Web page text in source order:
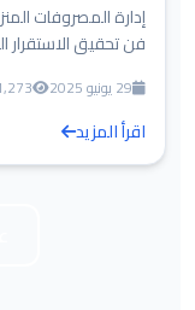
إدارة المصروفات
فن تحقيق الاستقرار
29 يونيو 2025
اقرأ المزيد